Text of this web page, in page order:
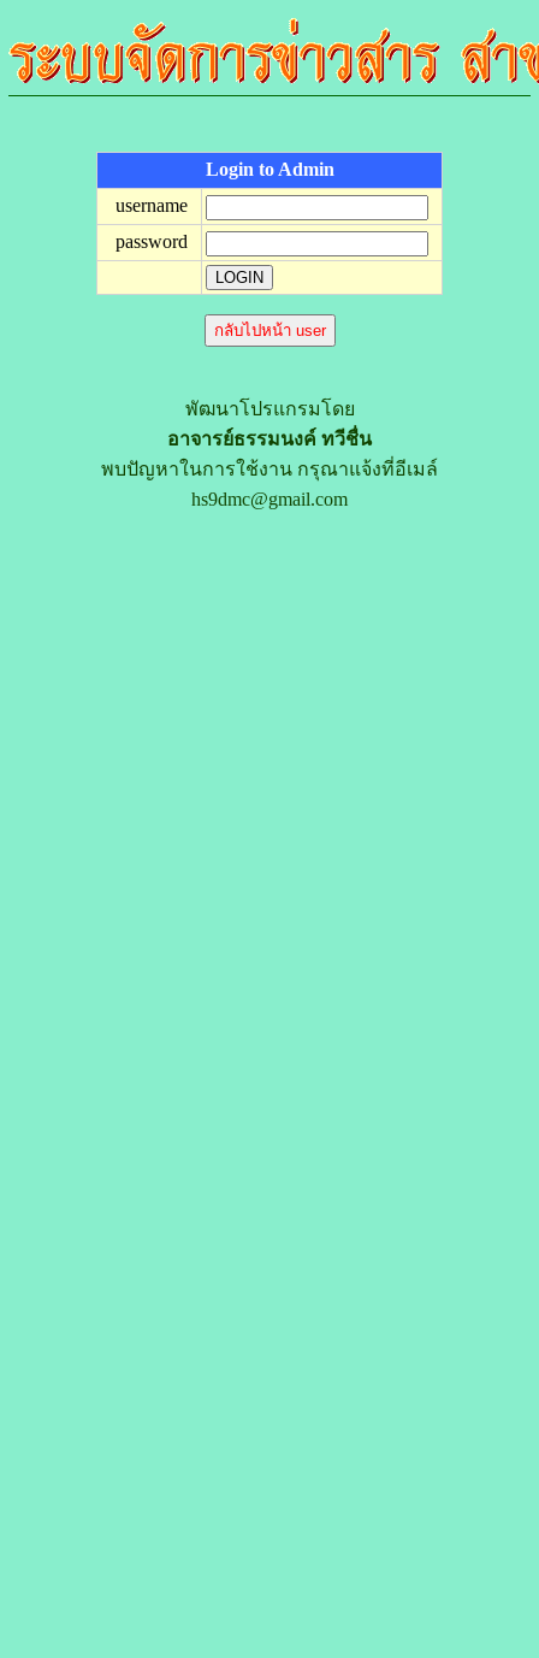
Login to Admin
username
password
กลับไปหน้า user
พัฒนาโปรแกรมโดย
อาจารย์ธรรมนงค์ ทวีชื่น
พบปัญหาในการใช้งาน กรุณาแจ้งที่อีเมล์
hs9dmc@gmail.com